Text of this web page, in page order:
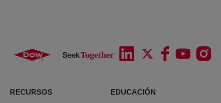
RECURSOS
EDUCACIÓN